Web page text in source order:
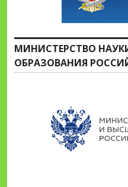
МИНИСТЕРСТВО
ОБРАЗОВАНИЯ